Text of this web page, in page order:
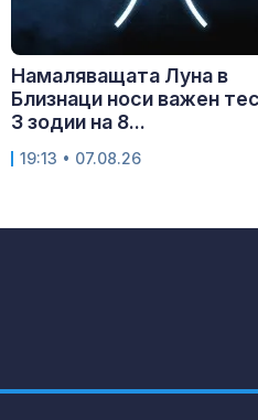
Намаляващата Луна в
Близнаци носи важен
3 зодии на 8...
19:13 • 07.08.26